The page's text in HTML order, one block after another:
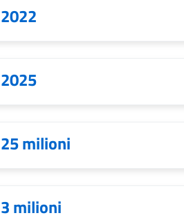
2022
2025
25 milioni
3 milioni